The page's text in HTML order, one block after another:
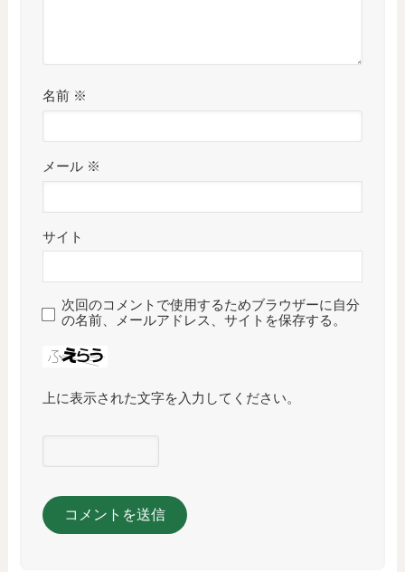
名前 ※
メール ※
サイト
次回のコメントで使用するためブラウザーに自分
の名前、メールアドレス、サイトを保存する。
上に表示された文字を入力してください。